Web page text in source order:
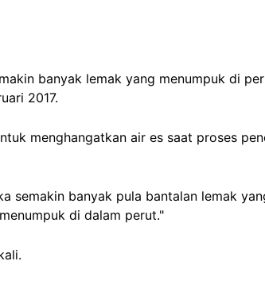
banyak lemak yang menumpuk di
2017.
menghangatkan air es saat proses
semakin banyak pula bantalan lemak
di dalam perut."